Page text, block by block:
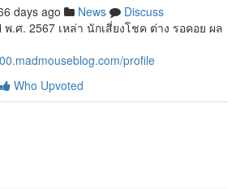
days ago News
Discuss
.ศ. 2567 เหล่า นักเสี่ยงโชค ต่าง รอคอย ผล
profile
Who Upvoted